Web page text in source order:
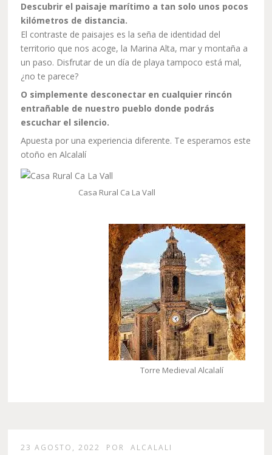
Descubrir el paisaje marítimo a tan solo unos pocos
kilómetros de distancia.
El contraste de paisajes es la seña de identidad del
territorio que nos acoge, la Marina Alta, mar y montaña a
un paso. Disfrutar de un día de playa tampoco está mal,
¿no te parece?
O simplemente desconectar en cualquier rincón
entrañable de nuestro pueblo donde podrás
escuchar el silencio.
Apuesta por una experiencia diferente. Te esperamos este
otoño en Alcalalí
Casa Rural Ca La Vall
Torre Medieval Alcalalí
23 AGOSTO, 2022 POR ALCALALI